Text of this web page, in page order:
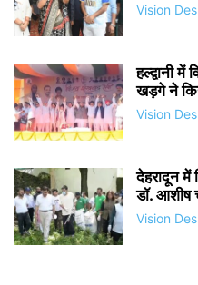
Vision
हल्द्वानी
खड़गे ने
Vision
देहरादून में
डॉ. आशीष
Vision